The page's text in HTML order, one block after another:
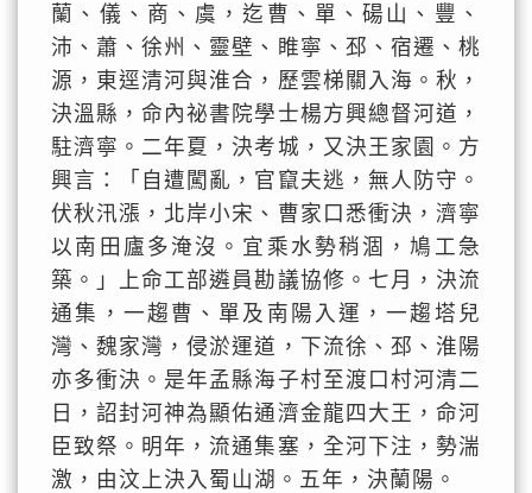
蘭、儀、商、虞，迄曹、單、碭山、豐、
沛、蕭、徐州、靈壁、睢寧、邳、宿遷、桃
源，東逕清河與淮合，歷雲梯關入海。秋，
決溫縣，命內祕書院學士楊方興總督河道，
駐濟寧。二年夏，決考城，又決王家園。方
興言：「自遭闖亂，官竄夫逃，無人防守。
伏秋汛漲，北岸小宋、曹家口悉衝決，濟寧
以南田廬多淹沒。宜乘水勢稍涸，鳩工急
築。」上命工部遴員勘議協修。七月，決流
通集，一趨曹、單及南陽入運，一趨塔兒
灣、魏家灣，侵淤運道，下流徐、邳、淮陽
亦多衝決。是年孟縣海子村至渡口村河清二
日，詔封河神為顯佑通濟金龍四大王，命河
臣致祭。明年，流通集塞，全河下注，勢湍
激，由汶上決入蜀山湖。五年，決蘭陽。